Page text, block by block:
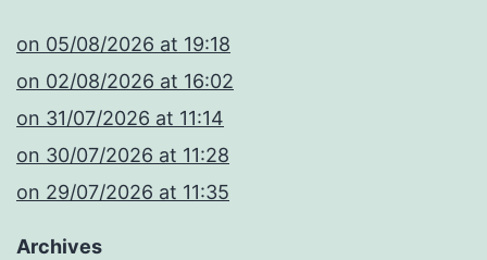
​on 05/08/2026 at 19:18
​on 02/08/2026 at 16:02
​on 31/07/2026 at 11:14
​on 30/07/2026 at 11:28
​on 29/07/2026 at 11:35
Archives